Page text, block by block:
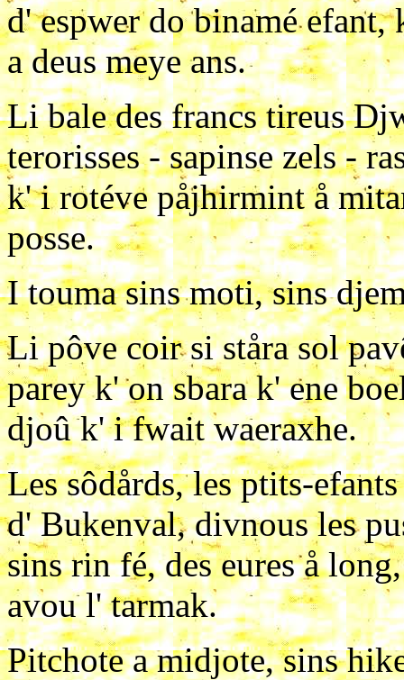
d' espwer do binamé
a deus meye ans.
Li bale des francs tireus
terorisses - sapinse zels -
k' i rotéve påjhirmint å
posse.
I touma sins moti, sins
Li pôve coir si ståra sol
parey k' on sbara k' ene
djoû k' i fwait waeraxhe.
Les sôdårds, les ptits-
d' Bukenval, divnous les
sins rin fé, des eures å
avou l' tarmak.
Pitchote a midjote, sins